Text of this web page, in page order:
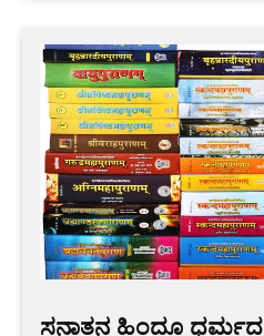
ಸನಾತನ ಹಿಂದೂ ಧರ್ಮದ